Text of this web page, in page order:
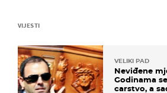
VIJESTI
VELIKI PAD
Neviđene
Godinama
carstvo, a